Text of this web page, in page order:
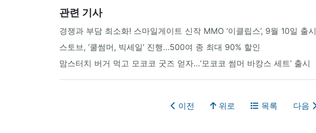
관련 기사
경쟁과 부담 최소화! 스마일게이트 신작 MMO ‘이클립스’, 9월 10일 출시
스토브, ‘쿨썸머, 빅세일’ 진행…500여 종 최대 90% 할인
맘스터치 버거 먹고 모코코 굿즈 얻자…‘모코코 썸머 바캉스 세트’ 출시
이전 위로 목록 다음